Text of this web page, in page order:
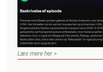
Læs mere her >